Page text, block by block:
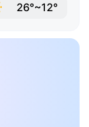
26°~12°